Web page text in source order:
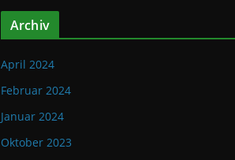
Archiv
April 2024
Februar 2024
Januar 2024
Oktober 2023